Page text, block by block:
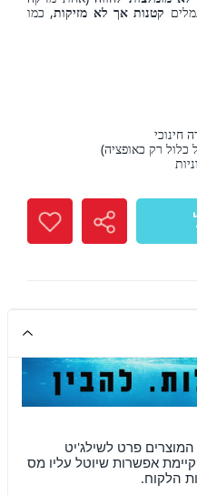
קטנות אך לא מזיקות, כמו
חינוכי
רק כאופציה)
פרט לשילג'יט
גבוהה מ-300 ש"ח קיימת אפשרות שיוטל עליו מס
הלקוח.